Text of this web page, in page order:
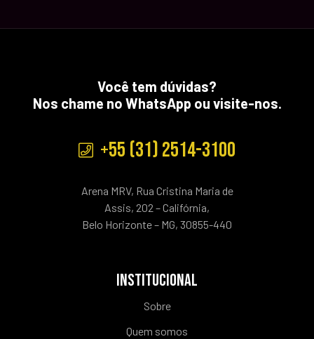
Você tem dúvidas?
Nos chame no WhatsApp ou visite-nos.
+55 (31) 2514-3100
Arena MRV, Rua Cristina Maria de
Assis, 202 – Califórnia,
Belo Horizonte – MG, 30855-440
INSTITUCIONAL
Sobre
Quem somos